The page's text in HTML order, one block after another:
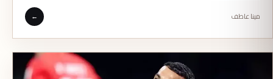
مينا عاطف ←